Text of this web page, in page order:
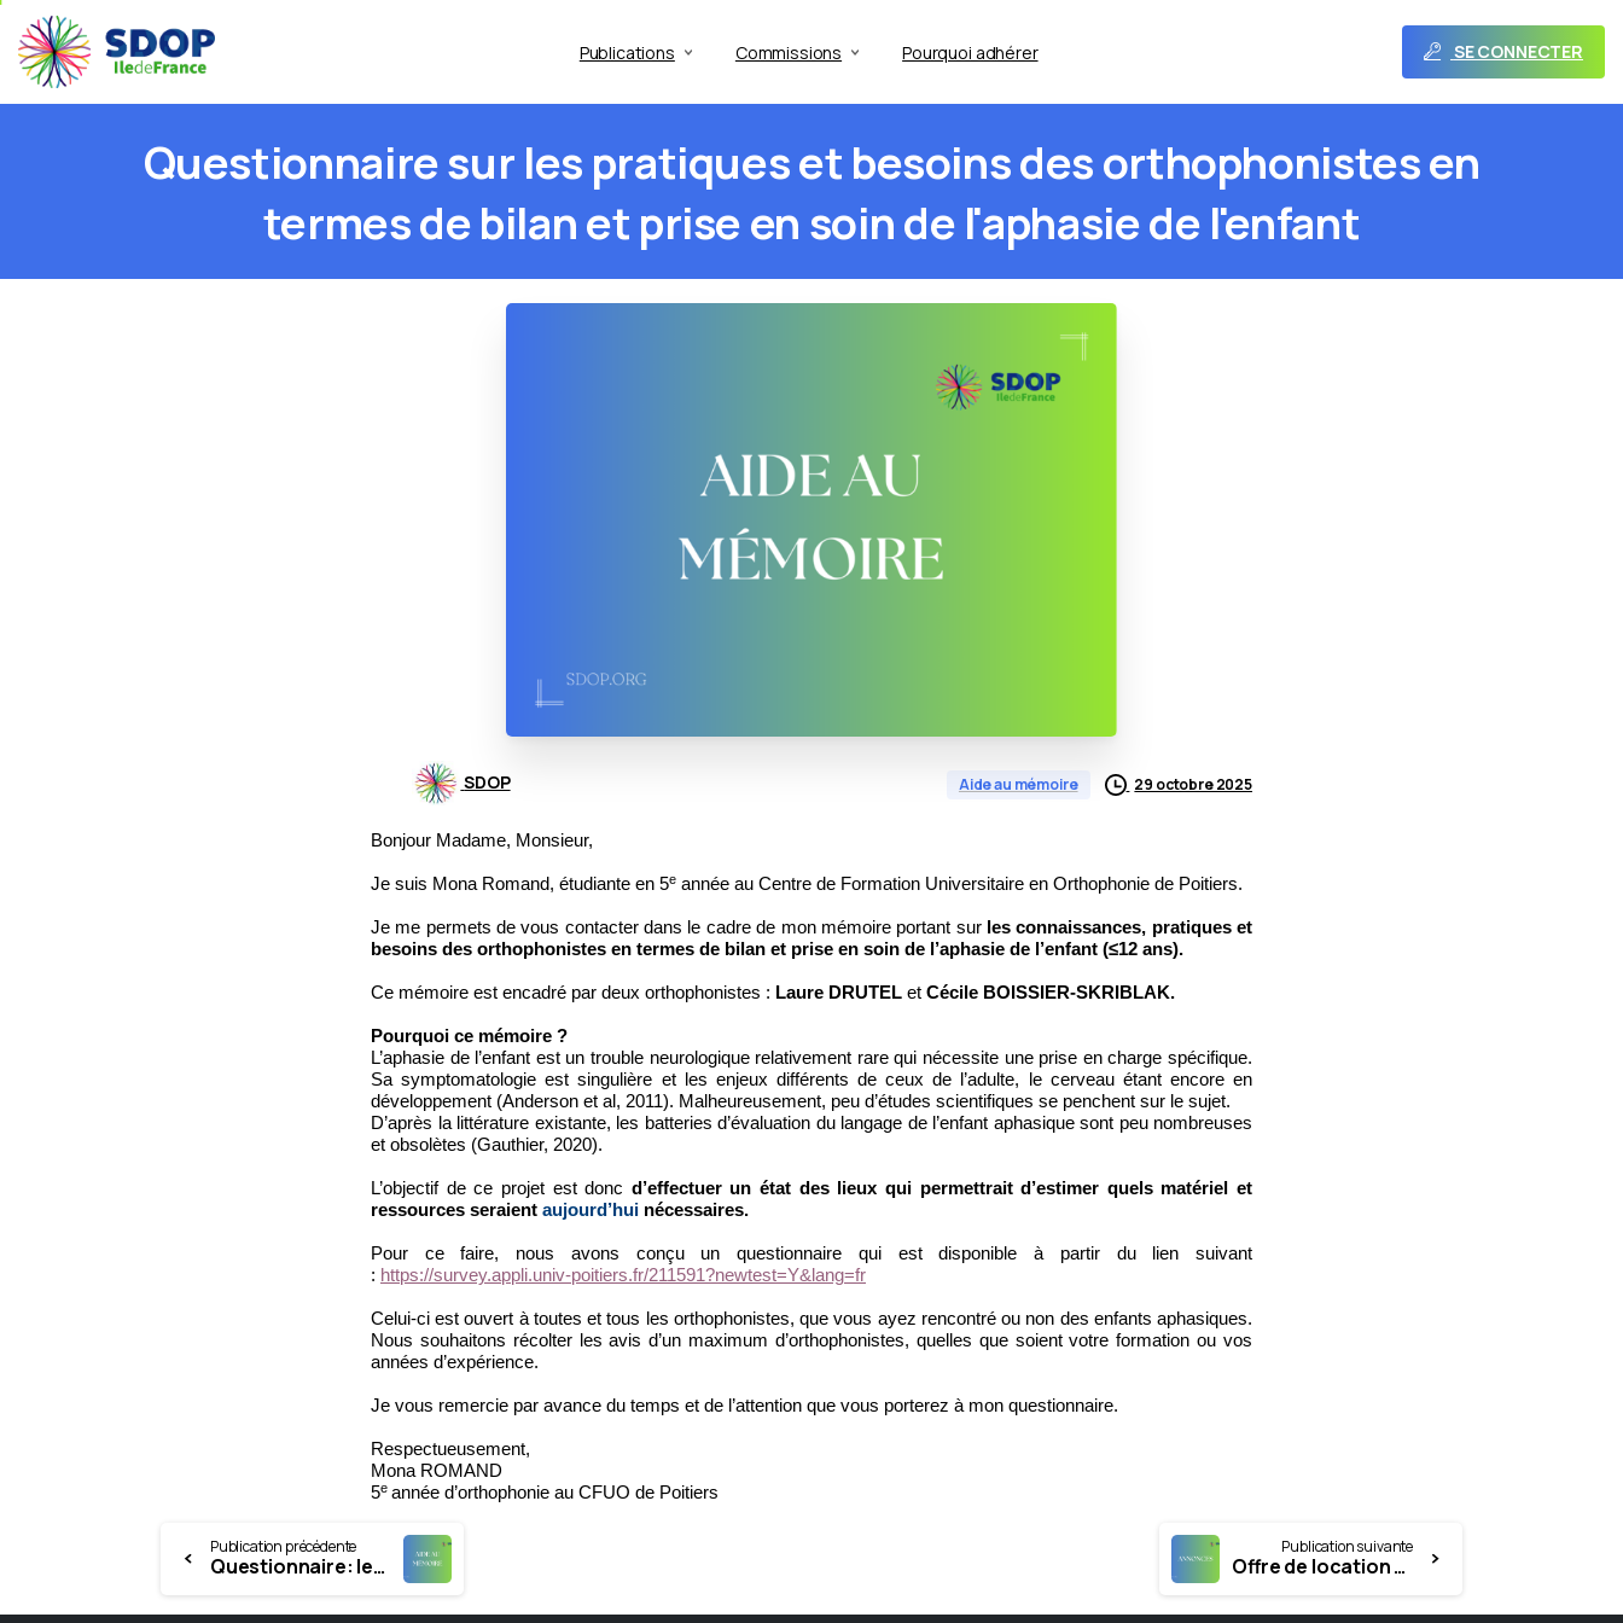
Publications Commissions Pourquoi adhérer SE CONNECTER
Questionnairesur les pratiqueset besoinsdesorthophonistesen
termesdebilanet priseen soinde l'aphasiede l'enfant
SDOP Aide au mémoire 29 octobre 2025
Bonjour Madame, Monsieur,
Je suis Mona Romand, étudiante en 5e année au Centre de Formation Universitaire en Orthophonie de Poitiers.
Je me permets de vous contacter dans le cadre de mon mémoire portant sur les connaissances, pratiques et
besoins des orthophonistes en termes de bilan et prise en soin de l’aphasie de l’enfant (≤12 ans).
Ce mémoire est encadré par deux orthophonistes : Laure DRUTEL et Cécile BOISSIER-SKRIBLAK.
Pourquoi ce mémoire ?
L’aphasie de l’enfant est un trouble neurologique relativement rare qui nécessite une prise en charge spécifique.
Sa symptomatologie est singulière et les enjeux différents de ceux de l’adulte, le cerveau étant encore en
développement (Anderson et al, 2011). Malheureusement, peu d’études scientifiques se penchent sur le sujet.
D’après la littérature existante, les batteries d’évaluation du langage de l’enfant aphasique sont peu nombreuses
et obsolètes (Gauthier, 2020).
L’objectif de ce projet est donc d’effectuer un état des lieux qui permettrait d’estimer quels matériel et
ressources seraient aujourd’hui nécessaires.
Pour ce faire, nous avons conçu un questionnaire qui est disponible à partir du lien suivant
: https://survey.appli.univ-poitiers.fr/211591?newtest=Y&lang=fr
Celui-ci est ouvert à toutes et tous les orthophonistes, que vous ayez rencontré ou non des enfants aphasiques.
Nous souhaitons récolter les avis d’un maximum d’orthophonistes, quelles que soient votre formation ou vos
années d’expérience.
Je vous remercie par avance du temps et de l’attention que vous porterez à mon questionnaire.
Respectueusement,
Mona ROMAND
5e année d’orthophonie au CFUO de Poitiers
Continue
Publication précédente
Questionnaire: les groupes thérapeutiques en orthophonie dans la prise en soins de patients adultes aphasiques en cabinet libéral
Publication suivante
Offre de location à Paris 6 ème